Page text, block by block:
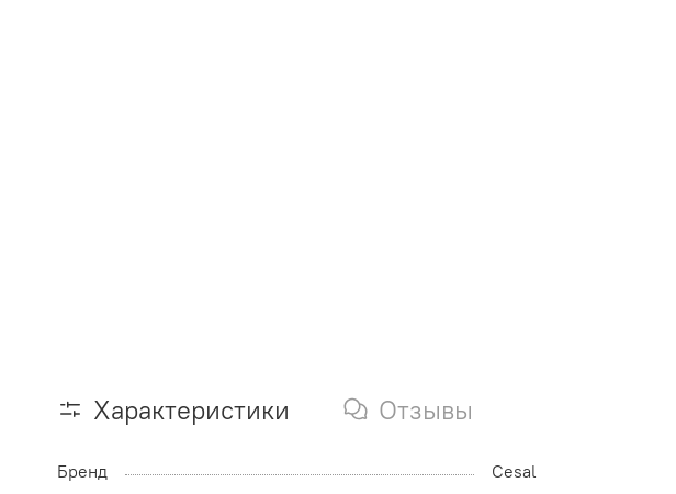
Характеристики Отзывы
Бренд Cesal